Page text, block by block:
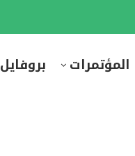
المؤتمرات بروفايل